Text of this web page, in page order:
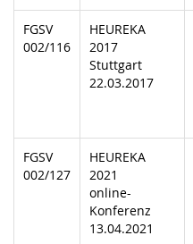
FGSV
002/116
HEUREKA
2017
Stuttgart
22.03.2017
FGSV
002/127
HEUREKA
2021
online-
Konferenz
13.04.2021